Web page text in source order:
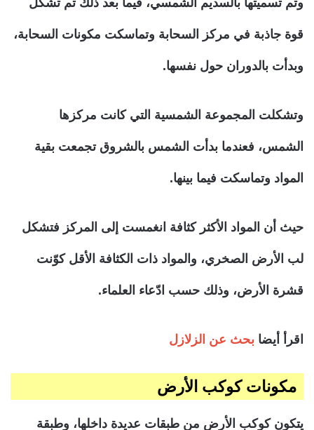
وتم تسميتها بالسديم الشمسي، فيما بعد ذلك تم تشكّل
قوة جاذبة في مركز السحابة وتماسكت مكونات السحابة،
وبدأت بالدوران حول نفسها.
وتشكلت المجموعة الشمسية التي كانت مركزها
الشمس، فعندما بدأت الشمس بالشروق تجمعت بقية
المواد وتماسكت فيما بينها.
حيث أن المواد الأكثر كثافة انغمست إلى المركز فتشكل
لب الأرض الصخري، والمواد ذات الكثافة الأقل كوّنت
قشرة الأرض، وذلك حسب ادّعاء العلماء.
اقرأ أيضا بحث عن الزلازل
مكونات كوكب الأرض
يتكون كوكب الأرض من طبقات عديدة داخلها، وطبقة